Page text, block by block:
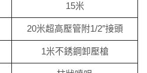
15米
20米超高壓管附1/2″接頭
1米不銹鋼卸壓槍